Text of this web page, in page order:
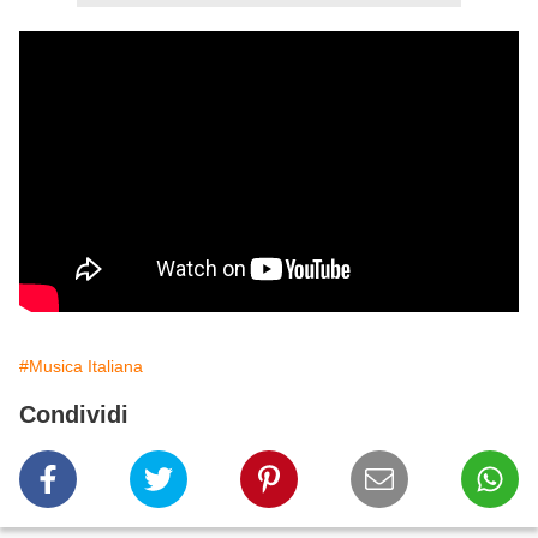
#Musica Italiana
Condividi